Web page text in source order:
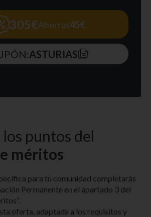
305€Ahorras45€
ASTURIAS
puntos del
méritos
para tu comunidad completarás
Permanente en el apartado 3 del
oferta, adaptada a los requisitos y